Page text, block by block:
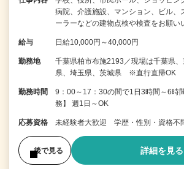
病院、介護施設、マンション、ビル、
ーラーなどの建物点検や検査をお願
給与 日給10,000円～40,000円
勤務地
千葉県柏市布施2193／現場は千葉県、
県、埼玉県、茨城県 ※直行直帰OK
勤務時間
9：00～17：30の間で1日3時間～6
務】 週1日～OK
応募資格 未経験者大歓迎 学歴・性別・資格
後で見る 詳細を見る